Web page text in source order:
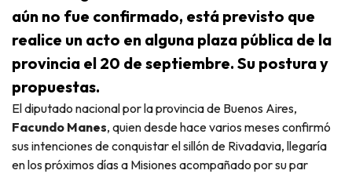
aún no fue confirmado, está previsto que
realice un acto en alguna plaza pública de la
provincia el 20 de septiembre. Su postura y
propuestas.
El diputado nacional por la provincia de Buenos Aires,
Facundo Manes, quien desde hace varios meses confirmó
sus intenciones de conquistar el sillón de Rivadavia, llegaría
en los próximos días a Misiones acompañado por su par